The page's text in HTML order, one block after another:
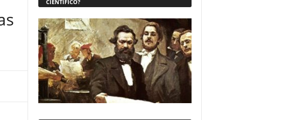
CIENTÍFICO?